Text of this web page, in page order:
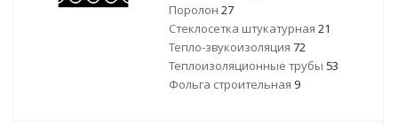
Поролон 27
Стеклосетка штукатурная 21
Тепло-звукоизоляция 72
Теплоизоляционные трубы 53
Фольга строительная 9